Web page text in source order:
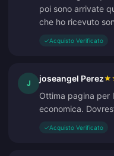
poi sono arrivate
che ho ricevuto
✓Acquisto Verificato
J joseangel Perez★
Ottima pagina per
economica.
✓Acquisto Verificato